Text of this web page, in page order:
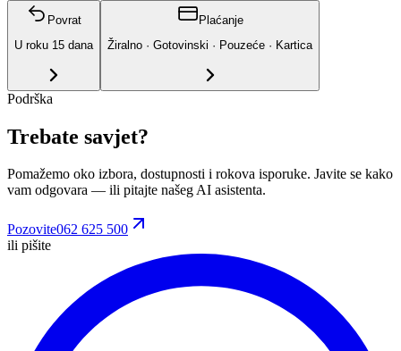
Povrat
U roku 15 dana
Plaćanje
Žiralno · Gotovinski · Pouzeće · Kartica
Podrška
Trebate savjet?
Pomažemo oko izbora, dostupnosti i rokova isporuke. Javite se kako
vam odgovara — ili pitajte našeg AI asistenta.
Pozovite062 625 500
ili pišite